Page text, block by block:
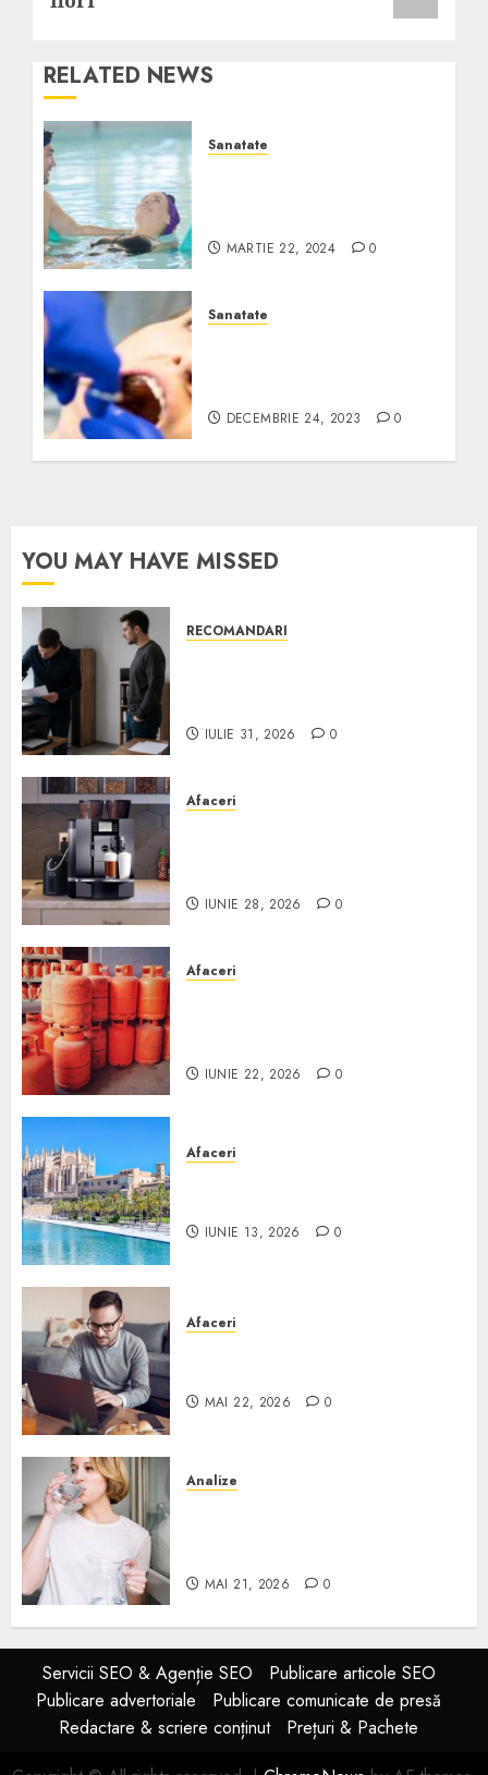
RELATED NEWS
Sanatate
MARTIE 22, 2024 0
Sanatate
DECEMBRIE 24, 2023 0
YOU MAY HAVE MISSED
RECOMANDARI
IULIE 31, 2026 0
Afaceri
IUNIE 28, 2026 0
Afaceri
IUNIE 22, 2026 0
Afaceri
IUNIE 13, 2026 0
Afaceri
MAI 22, 2026 0
Analize
MAI 21, 2026 0
Servicii SEO & Agenție SEO
Publicare articole SEO
Publicare advertoriale
Publicare comunicate de presă
Redactare & scriere conținut
Prețuri & Pachete